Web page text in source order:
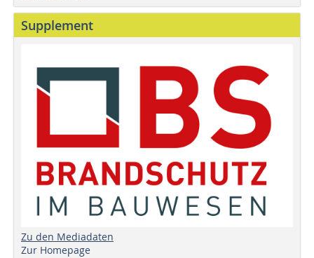
Supplement
Zu den Mediadaten
Zur Homepage